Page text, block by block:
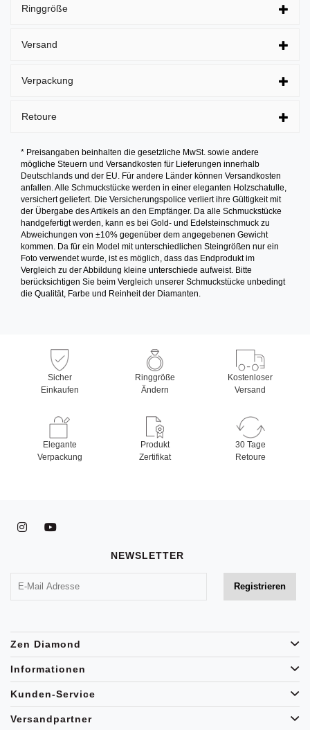
Ringgröße
Versand
Verpackung
Retoure
* Preisangaben beinhalten die gesetzliche MwSt. sowie andere
mögliche Steuern und Versandkosten für Lieferungen innerhalb
Deutschlands und der EU. Für andere Länder können Versandkosten
anfallen. Alle Schmuckstücke werden in einer eleganten Holzschatulle,
versichert geliefert. Die Versicherungspolice verliert ihre Gültigkeit mit
der Übergabe des Artikels an den Empfänger. Da alle Schmuckstücke
handgefertigt werden, kann es bei Gold- und Edelsteinschmuck zu
Abweichungen von ±10% gegenüber dem angegebenen Gewicht
kommen. Da für ein Model mit unterschiedlichen Steingrößen nur ein
Foto verwendet wurde, ist es möglich, dass das Endprodukt im
Vergleich zu der Abbildung kleine unterschiede aufweist. Bitte
berücksichtigen Sie beim Vergleich unserer Schmuckstücke unbedingt
die Qualität, Farbe und Reinheit der Diamanten.
Sicher
Einkaufen
Ringgröße
Ändern
Kostenloser
Versand
Elegante
Verpackung
Produkt
Zertifikat
30 Tage
Retoure
NEWSLETTER
Zen Diamond
Informationen
Kunden-Service
Versandpartner